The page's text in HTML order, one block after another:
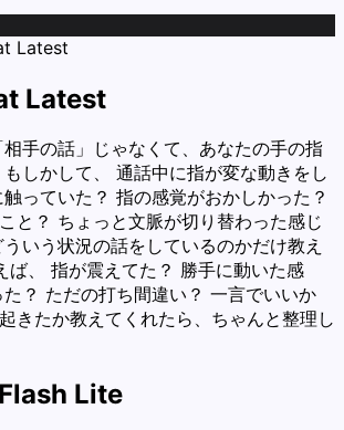
Latest
Latest
手の話」じゃなくて、あなたの手の指
しかして、 通話中に指が変な動きをし
っていた？ 指の感覚がおかしかった？
と？ ちょっと文脈が切り替わった感じ
いう状況の話をしているのかだけ教え
ば、 指が震えてた？ 勝手に動いた感
？ ただの打ち間違い？ 一言でいいか
きたか教えてくれたら、ちゃんと整理し
Lite